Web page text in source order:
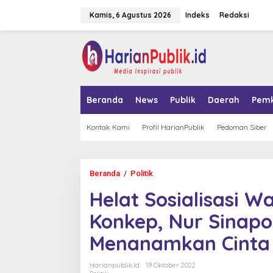
Kamis, 6 Agustus 2026 Indeks Redaksi
Beranda News Publik Daerah
Kontak Kami Profil HarianPublik Pedoman Siber
Beranda / Politik
l
a
t
S
o
s
i
Helat Sosialisasi
Konkep, Nur
Menanamkan
Harianpublik.id
19 Oktober 2022